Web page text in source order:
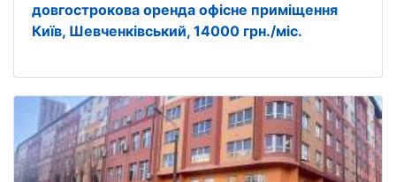
довгострокова оренда офісне приміщення
Київ, Шевченківський, 14000 грн./міс.